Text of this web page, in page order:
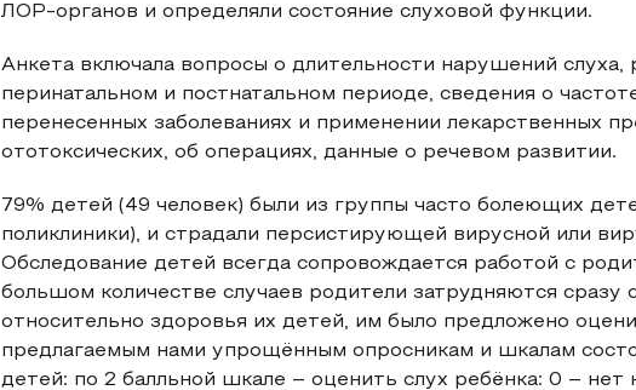
ЛОР-органов и определяли состояние слуховой функции.
Анкета включала вопросы о длительности нарушений слуха,
перинатальном и постнатальном периоде, сведения о
перенесенных заболеваниях и применении лекарственных
ототоксических, об операциях, данные о речевом развитии.
79% детей (49 человек) были из группы часто болеющих
поликлиники), и страдали персистирующей вирусной или
Обследование детей всегда сопровождается работой с
большом количестве случаев родители затрудняются сразу
относительно здоровья их детей, им было предложено
предлагаемым нами упрощённым опросникам и шкалам
детей: по 2 балльной шкале – оценить слух ребёнка: 0 – нет